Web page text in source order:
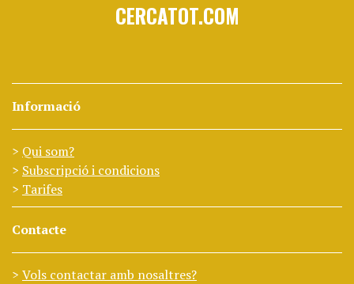
CERCATOT.COM
Informació
Qui som?
Subscripció i condicions
Tarifes
Contacte
Vols contactar amb nosaltres?